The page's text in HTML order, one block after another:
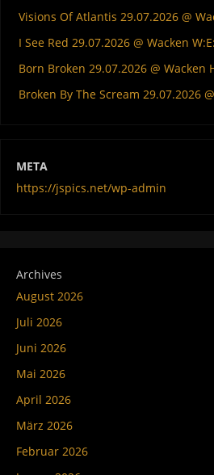
Visions Of Atlantis 29.07.2026 @
I See Red 29.07.2026 @ Wacken
Born Broken 29.07.2026 @ Wacken
Broken By The Scream 29.07.2026
META
https://jspics.net/wp-admin
Archives
August 2026
Juli 2026
Juni 2026
Mai 2026
April 2026
März 2026
Februar 2026